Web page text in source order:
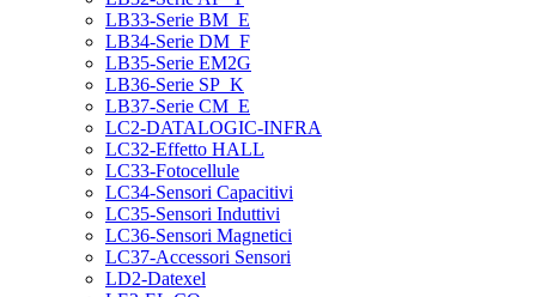
LB33-Serie BM_E
LB34-Serie DM_F
LB35-Serie EM2G
LB36-Serie SP_K
LB37-Serie CM_E
LC2-DATALOGIC-INFRA
LC32-Effetto HALL
LC33-Fotocellule
LC34-Sensori Capacitivi
LC35-Sensori Induttivi
LC36-Sensori Magnetici
LC37-Accessori Sensori
LD2-Datexel